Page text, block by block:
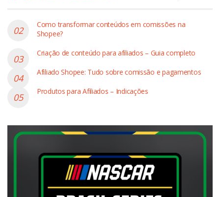
Como transformar conteúdos em comissões na
Shopee?
Criação de conteúdo para afiliados – Guia completo
Afiliado Shopee: Tudo sobre comissão e pagamentos
Produtos para Afiliados – Indicações